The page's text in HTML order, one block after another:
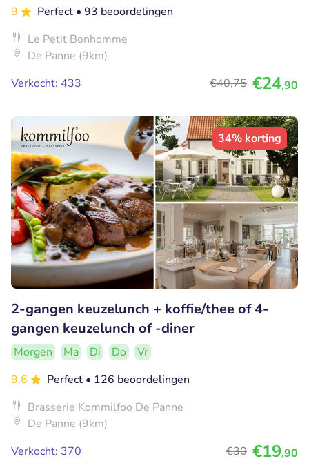
9
Perfect • 93 beoordelingen
Le Petit Bonhomme
De Panne (9km)
Verkocht: 433
€40,75 €24,90
34% korting
2-gangen keuzelunch + koffie/thee of 4-
gangen keuzelunch of -diner
Morgen Ma Di Do
Vr
9.6
Perfect • 126 beoordelingen
Brasserie Kommilfoo De Panne
De Panne (9km)
Verkocht: 370
€30 €19,90